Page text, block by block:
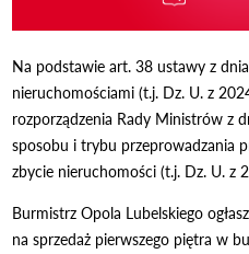
Na podstawie art. 38 ustawy z
nieruchomościami (t.j. Dz. U. z
rozporządzenia Rady Ministrów z
sposobu i trybu przeprowadzania
zbycie nieruchomości (t.j. Dz. U. z
Burmistrz Opola Lubelskiego
na sprzedaż pierwszego piętra w